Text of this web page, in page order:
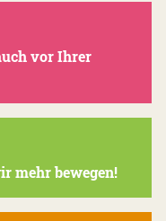
vor Ihrer
mehr bewegen!